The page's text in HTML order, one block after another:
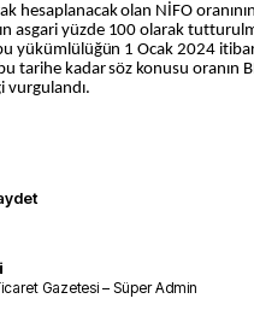
hesaplanacak olan NİFO
asgari yüzde 100 olarak
yükümlülüğün 1 Ocak 2024
tarihe kadar söz konusu oranın
vurgulandı.
Gazetesi – Süper Admin